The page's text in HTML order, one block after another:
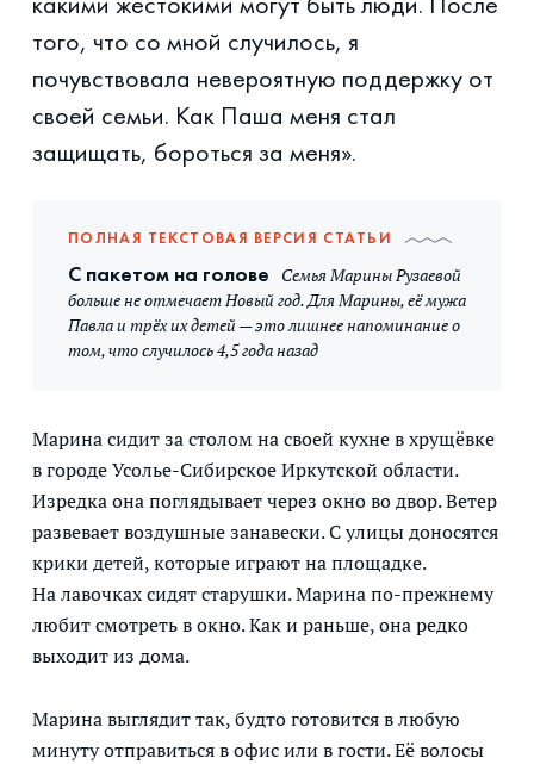
того, что со мной случилось, я
почувствовала невероятную поддержку от
своей семьи. Как Паша меня стал
защищать, бороться за меня».
ПОЛНАЯ ТЕКСТОВАЯ ВЕРСИЯ СТАТЬИ
С пакетом на голове
Семья Марины Рузаевой
больше не отмечает Новый год. Для Марины, её мужа
Павла и трёх их детей — это лишнее напоминание о
том, что случилось 4,5 года назад
Марина сидит за столом на своей кухне в хрущёвке
в городе Усолье-Сибирское Иркутской области.
Изредка она поглядывает через окно во двор. Ветер
развевает воздушные занавески. С улицы доносятся
крики детей, которые играют на площадке.
На лавочках сидят старушки. Марина по-прежнему
любит смотреть в окно. Как и раньше, она редко
выходит из дома.
Марина выглядит так, будто готовится в любую
минуту отправиться в офис или в гости. Её волосы